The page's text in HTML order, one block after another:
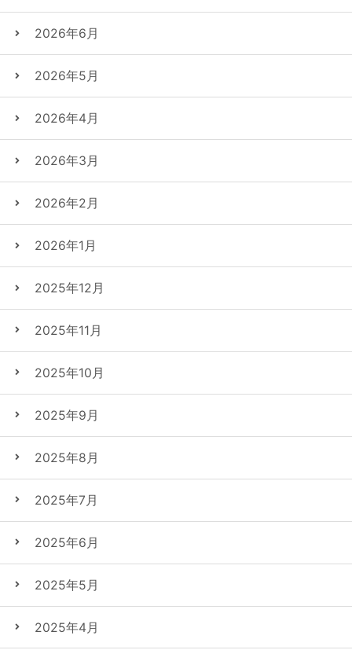
2026年6月
2026年5月
2026年4月
2026年3月
2026年2月
2026年1月
2025年12月
2025年11月
2025年10月
2025年9月
2025年8月
2025年7月
2025年6月
2025年5月
2025年4月